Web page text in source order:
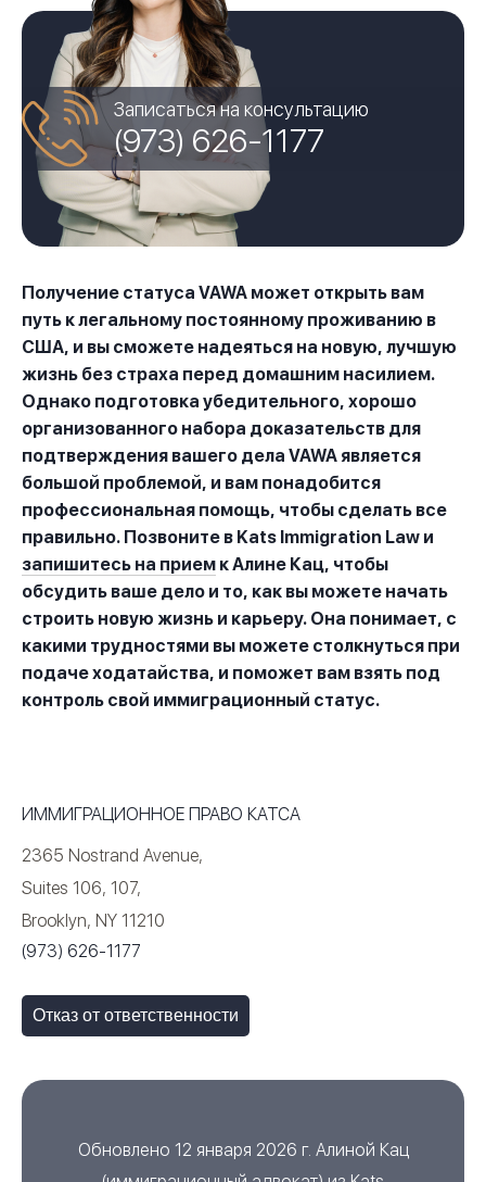
Записаться на консультацию
(973) 626-1177
Получение статуса VAWA может открыть вам
путь к легальному постоянному проживанию в
США, и вы сможете надеяться на новую, лучшую
жизнь без страха перед домашним насилием.
Однако подготовка убедительного, хорошо
организованного набора доказательств для
подтверждения вашего дела VAWA является
большой проблемой, и вам понадобится
профессиональная помощь, чтобы сделать все
правильно. Позвоните в Kats Immigration Law и
запишитесь на прием к Алине Кац, чтобы
обсудить ваше дело и то, как вы можете начать
строить новую жизнь и карьеру. Она понимает, с
какими трудностями вы можете столкнуться при
подаче ходатайства, и поможет вам взять под
контроль свой иммиграционный статус.
ИММИГРАЦИОННОЕ ПРАВО КАТСА
2365 Nostrand Avenue,
Suites 106, 107,
Brooklyn, NY 11210
(973) 626-1177
Отказ от ответственности
Обновлено 12 января 2026 г. Алиной Кац